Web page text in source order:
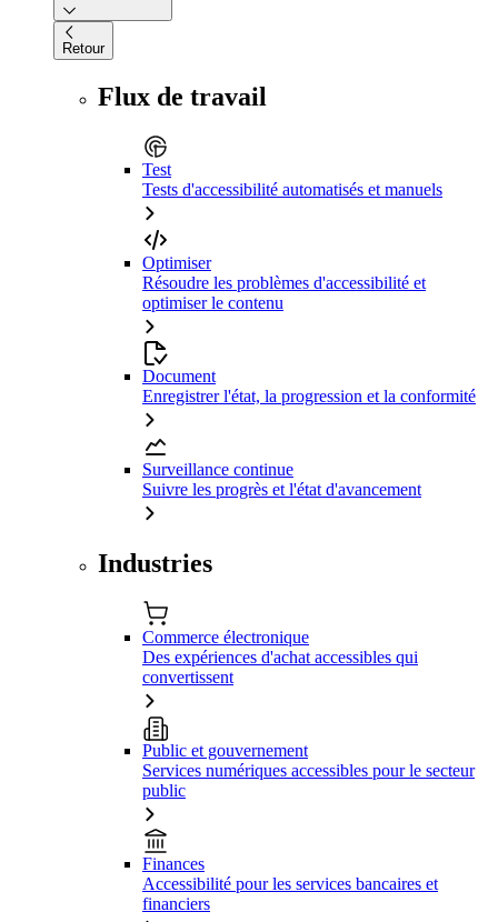
Retour
Flux de travail
Test
Tests d'accessibilité automatisés et manuels
Optimiser
Résoudre les problèmes d'accessibilité et
optimiser le contenu
Document
Enregistrer l'état, la progression et la conformité
Surveillance continue
Suivre les progrès et l'état d'avancement
Industries
Commerce électronique
Des expériences d'achat accessibles qui
convertissent
Public et gouvernement
Services numériques accessibles pour le secteur
public
Finances
Accessibilité pour les services bancaires et
financiers